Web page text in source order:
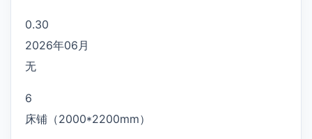
0.30
2026年06月
无
6
床铺（2000*2200mm）